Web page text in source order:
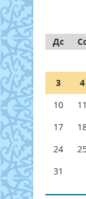
Дс
3
4
10
11
17
24
31